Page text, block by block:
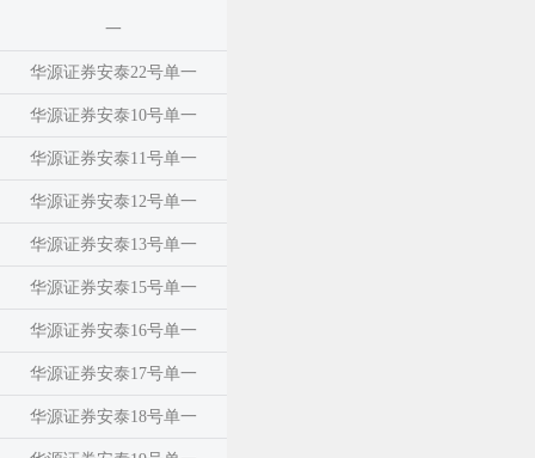
一
华源证券安泰22号单一
华源证券安泰10号单一
华源证券安泰11号单一
华源证券安泰12号单一
华源证券安泰13号单一
华源证券安泰15号单一
华源证券安泰16号单一
华源证券安泰17号单一
华源证券安泰18号单一